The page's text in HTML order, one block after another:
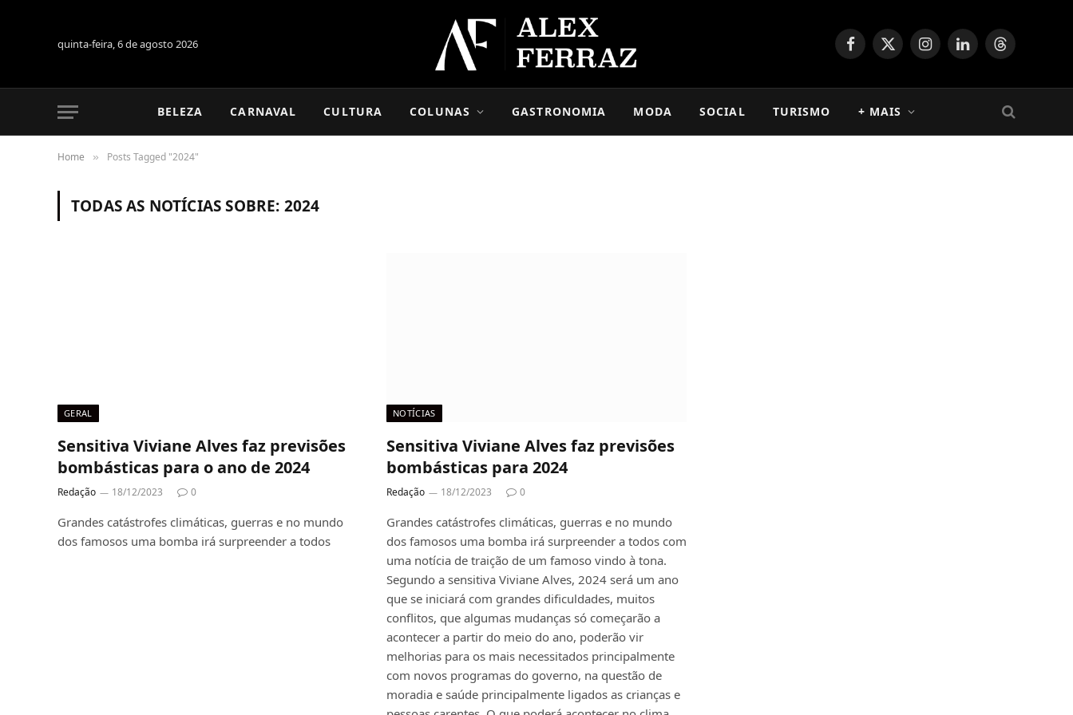
quinta-feira, 6 de agosto 2026 Facebook
X
InstagramLinkedInThreads
BELEZA CARNAVAL CULTURA COLUNAS GASTRONOMIA MODA SOCIAL TURISMO + MAIS
Home » Posts Tagged "2024"
TODAS AS NOTÍCIAS SOBRE: 2024
GERAL
Sensitiva Viviane Alves faz previsões
bombásticas para o ano de 2024
Redação 18/12/2023 0
Grandes catástrofes climáticas, guerras e no mundo
dos famosos uma bomba irá surpreender a todos
NOTÍCIAS
Sensitiva Viviane Alves faz previsões
bombásticas para 2024
Redação 18/12/2023 0
Grandes catástrofes climáticas, guerras e no mundo
dos famosos uma bomba irá surpreender a todos com
uma notícia de traição de um famoso vindo à tona.
Segundo a sensitiva Viviane Alves, 2024 será um ano
que se iniciará com grandes dificuldades, muitos
conflitos, que algumas mudanças só começarão a
acontecer a partir do meio do ano, poderão vir
melhorias para os mais necessitados principalmente
com novos programas do governo, na questão de
moradia e saúde principalmente ligados as crianças e